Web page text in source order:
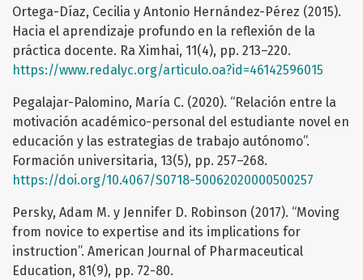
Ortega-Díaz, Cecilia y Antonio Hernández-Pérez (2015).
Hacia el aprendizaje profundo en la reflexión de la
práctica docente. Ra Ximhai, 11(4), pp. 213–220.
https://www.redalyc.org/articulo.oa?id=46142596015
Pegalajar-Palomino, María C. (2020). “Relación entre la
motivación académico-personal del estudiante novel en
educación y las estrategias de trabajo autónomo”.
Formación universitaria, 13(5), pp. 257–268.
https://doi.org/10.4067/S0718-50062020000500257
Persky, Adam M. y Jennifer D. Robinson (2017). “Moving
from novice to expertise and its implications for
instruction”. American Journal of Pharmaceutical
Education, 81(9), pp. 72-80.